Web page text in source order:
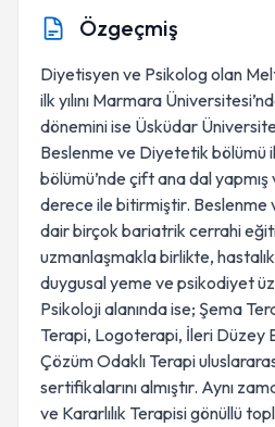
Özgeçmiş
Diyetisyen ve Psikolog olan
ilk yılını Marmara
dönemini ise Üsküdar
Beslenme ve Diyetetik bölümü
bölümü’nde çift ana dal
derece ile bitirmiştir.
dair birçok bariatrik cerrahi
uzmanlaşmakla birlikte,
duygusal yeme ve psikodiyet
Psikoloji alanında ise; Şema
Terapi, Logoterapi, İleri Düzey
Çözüm Odaklı Terapi
sertifikalarını almıştır. Aynı
ve Kararlılık Terapisi gönüllü